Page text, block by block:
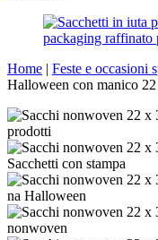
Home | Feste e occasioni
Halloween con manico